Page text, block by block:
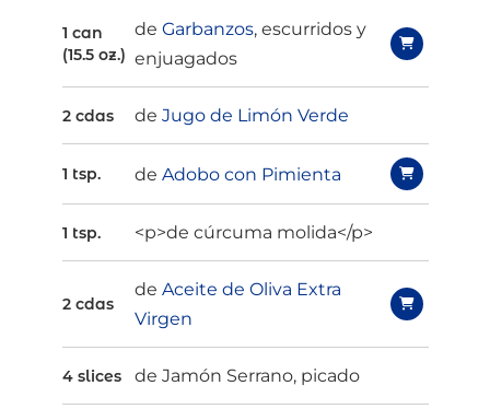
1 can
(15.5 oz.)
de Garbanzos, escurridos y
enjuagados
2 cdas de Jugo de Limón Verde
1 tsp. de Adobo con Pimienta
1 tsp. <p>de cúrcuma molida</p>
2 cdas
de Aceite de Oliva Extra
Virgen
4 slices de Jamón Serrano, picado